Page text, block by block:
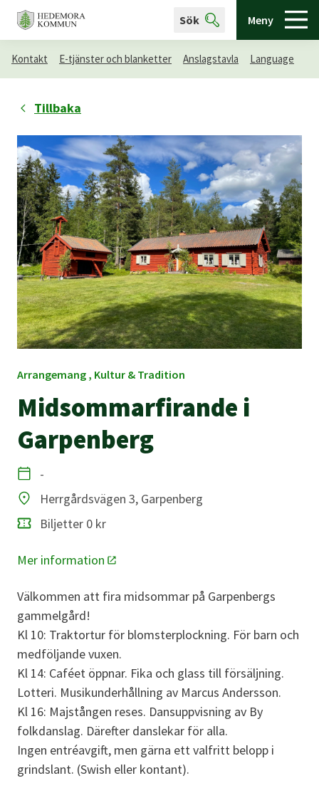
Sök Meny
Kontakt E-tjänster och blanketter Anslagstavla Language
Tillbaka
Arrangemang , Kultur & Tradition
Midsommarfirande i
Garpenberg
Datum
-
Plats
Herrgårdsvägen 3, Garpenberg
Biljetter 0 kr
Mer information
Välkommen att fira midsommar på Garpenbergs
gammelgård!
Kl 10: Traktortur för blomsterplockning. För barn och
medföljande vuxen.
Kl 14: Caféet öppnar. Fika och glass till försäljning.
Lotteri. Musikunderhållning av Marcus Andersson.
Kl 16: Majstången reses. Dansuppvisning av By
folkdanslag. Därefter danslekar för alla.
Ingen entréavgift, men gärna ett valfritt belopp i
grindslant. (Swish eller kontant).